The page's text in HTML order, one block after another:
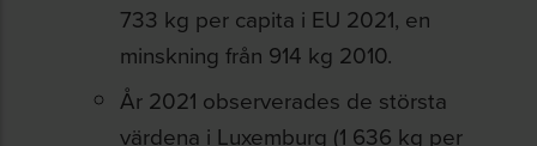
733 kg per capita i EU 2021, en
minskning från 914 kg 2010.
År 2021 observerades de största
värdena i Luxemburg (1 636 kg per